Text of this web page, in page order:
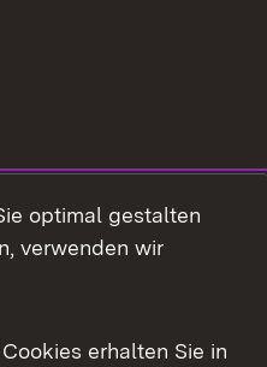
optimal gestalten
verwenden wir
erhalten Sie in